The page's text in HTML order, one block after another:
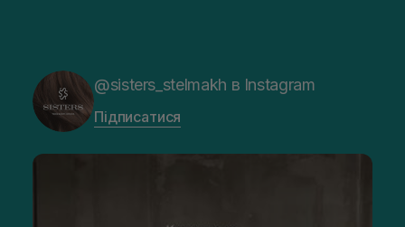
@sisters_stelmakh в Instagram
Підписатися